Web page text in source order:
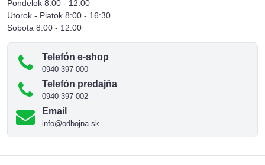
Pondelok 8:00 - 12:00
Utorok - Piatok 8:00 - 16:30
Sobota 8:00 - 12:00
Telefón e-shop
0940 397 000
Telefón predajňa
0940 397 002
Email
info@odbojna.sk